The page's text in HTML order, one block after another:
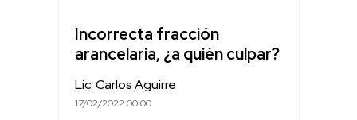
Incorrecta fracción
arancelaria, ¿a quién culpar?
Lic. Carlos Aguirre
17/02/2022 00:00